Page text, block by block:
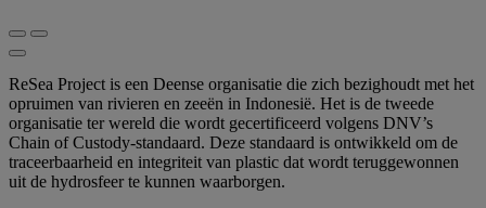
ReSea Project is een Deense organisatie die zich bezighoudt met het
opruimen van rivieren en zeeën in Indonesië. Het is de tweede
organisatie ter wereld die wordt gecertificeerd volgens DNV’s
Chain of Custody-standaard. Deze standaard is ontwikkeld om de
traceerbaarheid en integriteit van plastic dat wordt teruggewonnen
uit de hydrosfeer te kunnen waarborgen.